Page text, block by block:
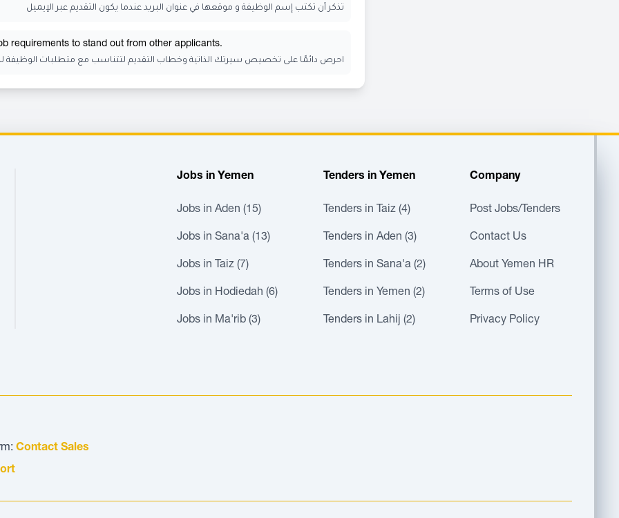
تذكر أن تكتب إسم الوظيفة و موقعها في عنوان البريد عندما يكون التقديم عبر الإيميل
requirements to stand out from other applicants.
احرص دائمًا على تخصيص سيرتك الذاتية وخطاب التقديم لتتناسب مع متطلبات الوظيفة
Jobs in Yemen
Jobs in Aden (15)
Jobs in Sana'a (13)
Jobs in Taiz (7)
Jobs in Hodiedah (6)
Jobs in Ma'rib (3)
Tenders in Yemen
Tenders in Taiz (4)
Tenders in Aden (3)
Tenders in Sana'a (2)
Tenders in Yemen (2)
Tenders in Lahij (2)
Company
Post Jobs/Tenders
Contact Us
About Yemen HR
Terms of Use
Privacy Policy
Contact Sales